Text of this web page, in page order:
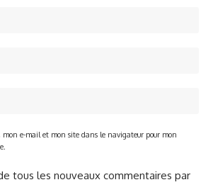
e-mail et mon site dans le navigateur pour mon
tous les nouveaux commentaires par